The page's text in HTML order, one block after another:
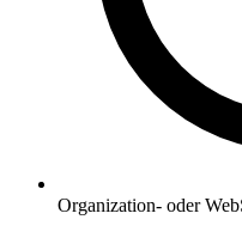
Organization- oder